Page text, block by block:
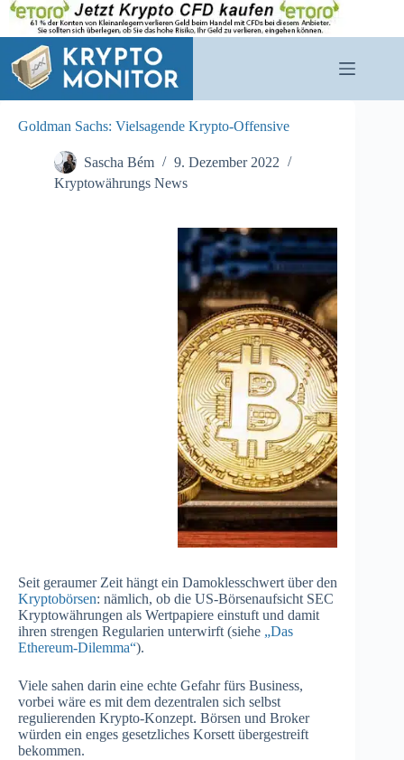
Zum
Inhalt
springen
Goldman Sachs: Vielsagende Krypto-Offensive
Sascha Bém
9. Dezember 2022
Kryptowährungs News
Seit geraumer Zeit hängt ein Damoklesschwert über den
Kryptobörsen: nämlich, ob die US-Börsenaufsicht SEC
Kryptowährungen als Wertpapiere einstuft und damit
ihren strengen Regularien unterwirft (siehe „Das
Ethereum-Dilemma“).
Viele sahen darin eine echte Gefahr fürs Business,
vorbei wäre es mit dem dezentralen sich selbst
regulierenden Krypto-Konzept. Börsen und Broker
würden ein enges gesetzliches Korsett übergestreift
bekommen.